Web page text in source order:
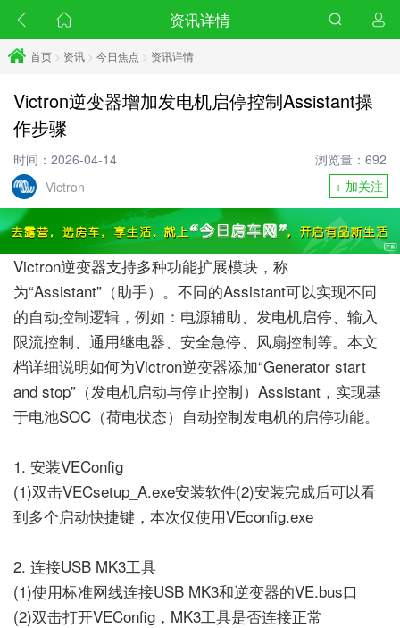
资讯详情
首页 > 资讯 > 今日焦点 > 资讯详情
Victron逆变器增加发电机启停控制Assistant操
作步骤
时间：2026-04-14 浏览量：692
Victron + 加关注
Victron逆变器支持多种功能扩展模块，称
为“Assistant”（助手）。不同的Assistant可以实现不同
的自动控制逻辑，例如：电源辅助、发电机启停、输入
限流控制、通用继电器、安全急停、风扇控制等。 本文
档详细说明如何为Victron逆变器添加“Generator start
and stop”（发电机启动与停止控制）Assistant，实现基
于电池SOC（荷电状态）自动控制发电机的启停功能。
1. 安装VEConfig
(1)双击VECsetup_A.exe安装软件(2)安装完成后可以看
到多个启动快捷键，本次仅使用VEconfig.exe
2. 连接USB MK3工具
(1)使用标准网线连接USB MK3和逆变器的VE.bus口
(2)双击打开VEConfig，MK3工具是否连接正常